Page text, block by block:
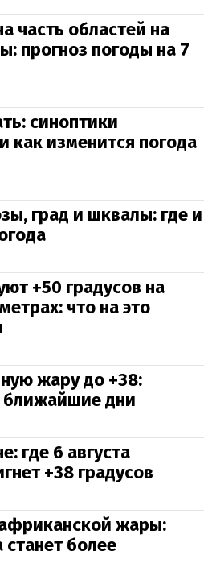
часть областей на
прогноз погоды на 7
синоптики
как изменится погода
град и шквалы: где и
+50 градусов на
что на это
жару до +38:
ближайшие дни
где 6 августа
+38 градусов
жары:
станет более